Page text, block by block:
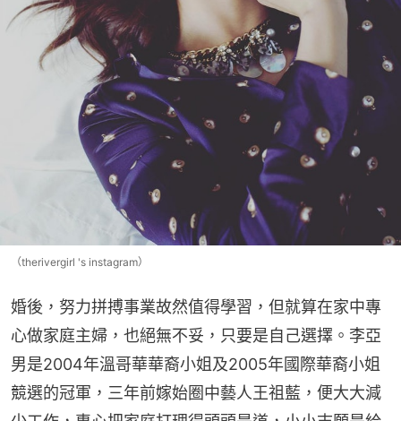
（therivergirl 's instagram）
婚後，努力拼搏事業故然值得學習，但就算在家中專
心做家庭主婦，也絕無不妥，只要是自己選擇。李亞
男是2004年溫哥華華裔小姐及2005年國際華裔小姐
競選的冠軍，三年前嫁始圈中藝人王祖藍，便大大減